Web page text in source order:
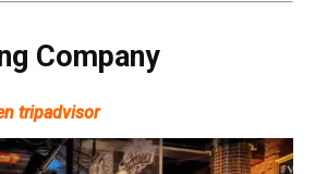
Company
tripadvisor